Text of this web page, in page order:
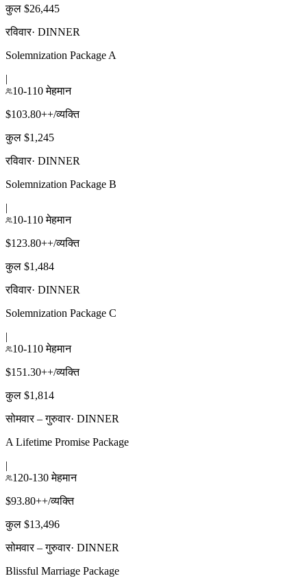
कुल $26,445
रविवार· DINNER
Solemnization Package A
|
10-110 मेहमान
$103.80++/व्यक्ति
कुल $1,245
रविवार· DINNER
Solemnization Package B
|
10-110 मेहमान
$123.80++/व्यक्ति
कुल $1,484
रविवार· DINNER
Solemnization Package C
|
10-110 मेहमान
$151.30++/व्यक्ति
कुल $1,814
सोमवार – गुरुवार· DINNER
A Lifetime Promise Package
|
120-130 मेहमान
$93.80++/व्यक्ति
कुल $13,496
सोमवार – गुरुवार· DINNER
Blissful Marriage Package